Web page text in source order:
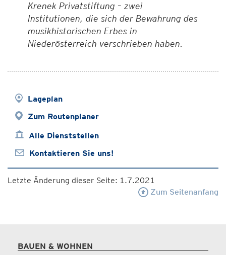
Krenek Privatstiftung – zwei
Institutionen, die sich der Bewahrung des
musikhistorischen Erbes in
Niederösterreich verschrieben haben.
Lageplan
Zum Routenplaner
Alle Dienststellen
Kontaktieren Sie uns!
Letzte Änderung dieser Seite: 1.7.2021
Zum Seitenanfang
BAUEN & WOHNEN